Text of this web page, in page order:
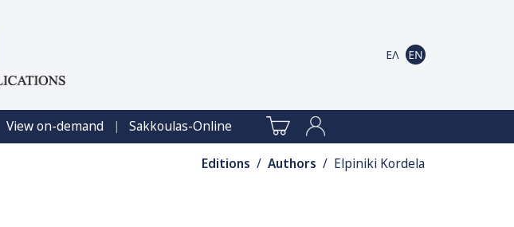
View on-demand | Sakkoulas-Online
Editions / Authors / Elpiniki Kordela